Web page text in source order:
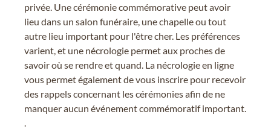
privée. Une cérémonie commémorative peut avoir
lieu dans un salon funéraire, une chapelle ou tout
autre lieu important pour l'être cher. Les préférences
varient, et une nécrologie permet aux proches de
savoir où se rendre et quand. La nécrologie en ligne
vous permet également de vous inscrire pour recevoir
des rappels concernant les cérémonies afin de ne
manquer aucun événement commémoratif important.